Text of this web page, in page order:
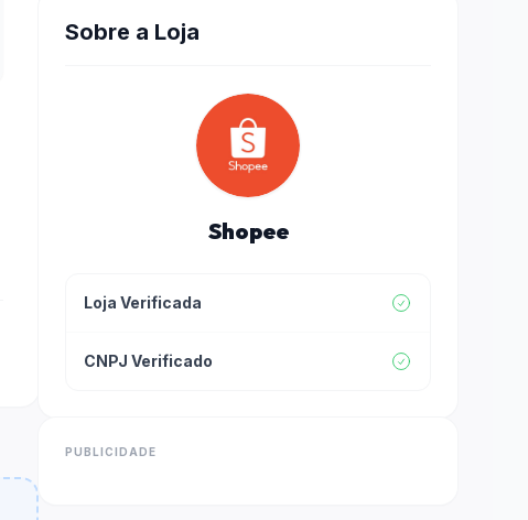
Sobre a Loja
Shopee
Loja Verificada
CNPJ Verificado
PUBLICIDADE